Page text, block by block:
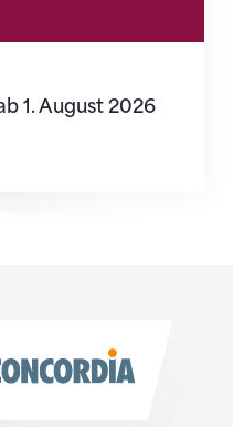
1. August 2026